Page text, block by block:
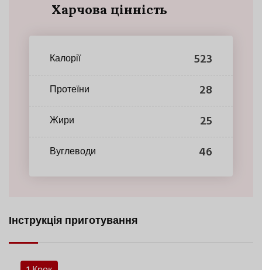
Харчова цінність
Калорії 523
Протеїни 28
Жири 25
Вуглеводи 46
Інструкція приготування